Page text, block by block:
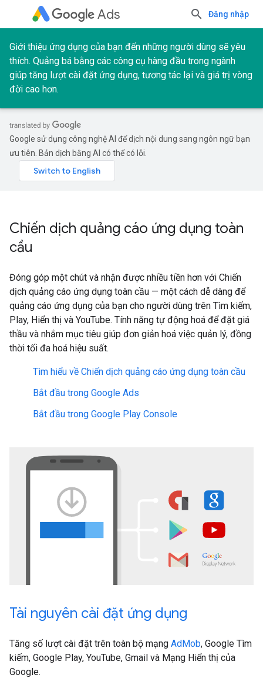
Ads Đăng nhập
Giới thiệu ứng dụng của bạn đến những người dùng sẽ yêu
thích. Quảng bá bằng các công cụ hàng đầu trong ngành
giúp tăng lượt cài đặt ứng dụng, tương tác lại và giá trị vòng
đời cao hơn.
Google sử dụng công nghệ AI để dịch nội dung sang ngôn ngữ bạn
ưu tiên. Bản dịch bằng AI có thể có lỗi.
Chiến dịch quảng cáo ứng dụng toàn
cầu
Đóng góp một chút và nhận được nhiều tiền hơn với Chiến
dịch quảng cáo ứng dụng toàn cầu — một cách dễ dàng để
quảng cáo ứng dụng của bạn cho người dùng trên Tìm kiếm,
Play, Hiển thị và YouTube. Tính năng tự động hoá để đặt giá
thầu và nhắm mục tiêu giúp đơn giản hoá việc quản lý, đồng
thời tối đa hoá hiệu suất.
Tìm hiểu về Chiến dịch quảng cáo ứng dụng toàn cầu
Bắt đầu trong Google Ads
Bắt đầu trong Google Play Console
Tài nguyên cài đặt ứng dụng
Tăng số lượt cài đặt trên toàn bộ mạng AdMob, Google Tìm
kiếm, Google Play, YouTube, Gmail và Mạng Hiển thị của
Google.